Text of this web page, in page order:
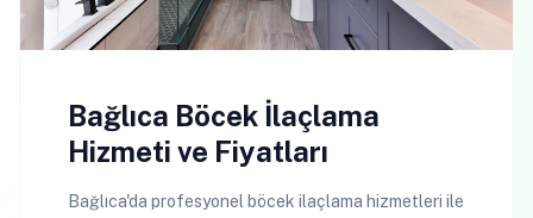
Bağlıca Böcek İlaçlama
Hizmeti ve Fiyatları
Bağlıca'da profesyonel böcek ilaçlama hizmetleri ile